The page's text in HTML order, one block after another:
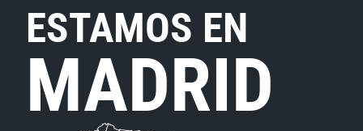
ESTAMOS EN
MADRID